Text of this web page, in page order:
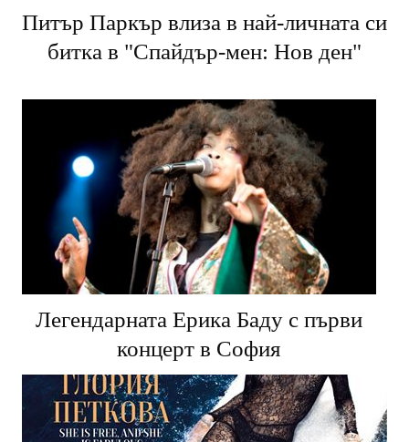
Питър Паркър влиза в най-личната си
битка в "Спайдър-мен: Нов ден"
Легендарната Ерика Баду с първи
концерт в София